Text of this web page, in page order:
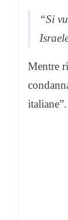
“Si
Mentre
italiane”.